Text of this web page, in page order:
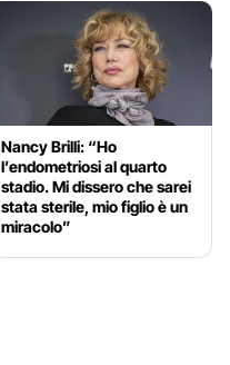
Nancy Brilli: “Ho
l’endometriosi al quarto
stadio. Mi dissero che sarei
stata sterile, mio figlio è un
miracolo”